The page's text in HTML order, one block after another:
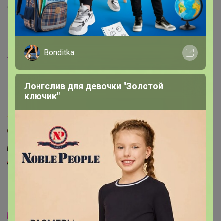
6 сентября, 2012 16:49 318
Объявления о наличии от всех участников
нашего клуба и продавцов!
‌уСПешного вам шоппинга, друзья!
Каталоги пристроя:
Белье, купальники, колготки
Головные уборы, шарфы 443
Кожгалантерея
Обувь для взрослых 1046
Одежда для женщин 3655
Одежда для мужчин
Одежда и товары для беременных
Bonditka
Лонгслив для девочки "Золотой
ключик"